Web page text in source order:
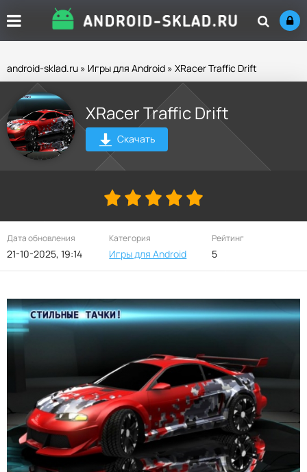
android-sklad.ru » Игры для Android » XRacer Traffic Drift
XRacer Traffic Drift
Скачать
Дата обновления
21-10-2025, 19:14
Категория
Игры для Android
Рейтинг
5